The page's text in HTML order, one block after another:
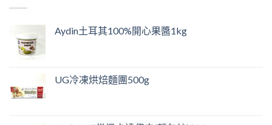
Aydin土耳其100%開心果醬1kg
UG冷凍烘焙麵團500g